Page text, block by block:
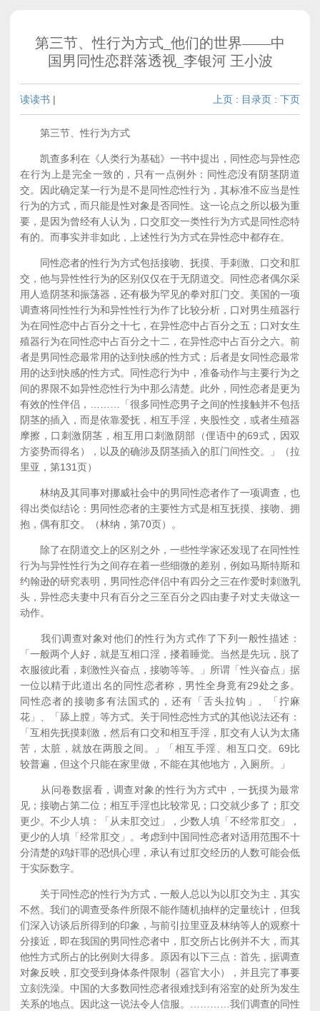
第三节、性行为方式_他们的世界——中
国男同性恋群落透视_李银河 王小波
读读书 | 上页 : 目录页 : 下页
第三节、性行为方式
凯查多利在《人类行为基础》一书中提出，同性恋与异性恋
在行为上是完全一致的，只有一点例外：同性恋没有阴茎阴道
交。因此确定某一行为是不是同性恋性行为，其标准不应当是性
行为的方式，而只能是性对象是否同性。这一论点之所以极为重
要，是因为曾经有人认为，口交肛交一类性行为方式是同性恋特
有的。而事实并非如此，上述性行为方式在异性恋中都存在。
同性恋者的性行为方式包括接吻、抚摸、手刺激、口交和肛
交，他与异性性行为的区别仅仅在于无阴道交。同性恋者偶尔采
用人造阴茎和振荡器，还有极为罕见的拳对肛门交。美国的一项
调查将同性性行为和异性性行为作了比较分析，口对男生殖器行
为在同性恋中占百分之十七，在异性恋中占百分之五；口对女生
殖器行为在同性恋中占百分之十二，在异性恋中占百分之六。前
者是男同性恋最常用的达到快感的性方式；后者是女同性恋最常
用的达到快感的性方式。同性恋行为中，准备动作与主要行为之
间的界限不如异性恋性行为中那么清楚。此外，同性恋者是更为
有效的性伴侣，………「很多同性恋男子之间的性接触并不包括
阴茎的插入，而是依靠爱抚，相互手淫，夹股性交，或者生殖器
摩擦，口刺激阴茎，相互用口刺激阴部（俚语中的69式，因双
方姿势而得名），以及的确涉及阴茎插入的肛门间性交。」（拉
里亚，第131页）
林纳及其同事对挪威社会中的男同性恋者作了一项调查，也
得出类似结论：男同性恋者的主要性方式是相互抚摸、接吻、拥
抱，偶有肛交。（林纳，第70页）。
除了在阴道交上的区别之外，一些性学家还发现了在同性性
行为与异性性行为之间存在着一些细微的差别，例如马斯特斯和
约翰逊的研究表明，男同性恋伴侣中有四分之三在作爱时刺激乳
头，异性恋夫妻中只有百分之三至百分之四由妻子对丈夫做这一
动作。
我们调查对象对他们的性行为方式作了下列一般性描述：
「一般两个人好，就是互相口淫，搂着睡觉。当然是先玩，脱了
衣服彼此看，刺激性兴奋点，接吻等等。」所谓「性兴奋点」据
一位以精于此道出名的同性恋者称，男性全身竟有29处之多。
同性恋者的接吻多有法国式的，还有「舌头拉钩」、「拧麻
花」、「舔上膛」等方式。关于同性恋性方式的其他说法还有：
「互相先抚摸刺激，然后有口交和相互手淫，肛交有人认为太痛
苦，太脏，就放在两股之间。」「相互手淫、相互口交。69比
较普遍，但这个只能在家里做，不能在其他地方，入厕所。」
从问卷数据看，调查对象的性行为方式中，一抚摸为最常
见；接吻占第二位；相互手淫也比较常见；口交就少多了；肛交
更少。不少人填：「从未肛交过」，少数人填「不经常肛交」，
更少的人填「经常肛交」。考虑到中国同性恋者对适用范围不十
分清楚的鸡奸罪的恐惧心理，承认有过肛交经历的人数可能会低
于实际数字。
关于同性恋的性行为方式，一般人总以为以肛交为主，其实
不然。我们的调查受条件所限不能作随机抽样的定量统计，但我
们深入访谈后所得到的印象，与前引拉里亚及林纳等人的观察十
分接近，即在我国的男同性恋者中，肛交所占比例并不大，而其
他性方式所占的比例则大得多。原因有以下三点：首先，据调查
对象反映，肛交受到身体条件限制（器官大小），并且完了事要
立刻洗澡。中国的大多数同性恋者很难找到有浴室的处所为发生
关系的地点。因此这一说法令人信服。…………我们调查的同性